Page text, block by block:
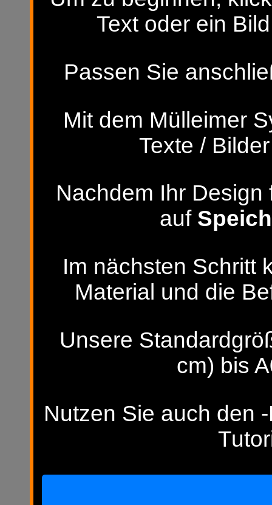
Text oder ein
Passen Sie
Mit dem Mülleimer
Texte /
Nachdem Ihr
auf
Im nächsten Schritt
Material und die
Unsere
cm) bis
Nutzen Sie auch den